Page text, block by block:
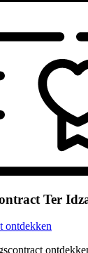
Ter
ontdekken